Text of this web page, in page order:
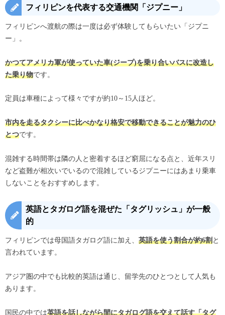
フィリピンを代表する交通機関「ジプニー」
フィリピンへ渡航の際は一度は必ず体験してもらいたい「ジプニ
ー」。
かつてアメリカ軍が使っていた車(ジープ)を乗り合いバスに改造し
た乗り物です。
定員は車種によって様々ですが約10～15人ほど。
市内を走るタクシーに比べかなり格安で移動できることが魅力のひ
とつです。
混雑する時間帯は隣の人と密着するほど窮屈になる点と、近年スリ
など盗難が相次いでいるので混雑しているジプニーにはあまり乗車
しないことをおすすめします。
英語とタガログ語を混ぜた「タグリッシュ」が一般
的
フィリピンでは母国語タガログ語に加え、 英語を使う割合が約6割と
言われています。
アジア圏の中でも比較的英語は通じ、留学先のひとつとして人気も
あります。
英語を話しながら間にタガログ語を交えて話す「タグ